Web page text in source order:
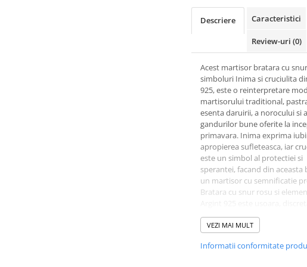
Descriere Caracteristici
Review-uri (0)
Acest martisor bratara cu
simboluri Inima si cruciulita
925, este o reinterpretare
martisorului traditional,
esenta daruirii, a norocului si a
gandurilor bune oferite la
primavara. Inima exprima
apropierea sufleteasca, iar
este un simbol al protectiei si
sperantei, facand din aceasta
un martisor cu semnificatie
Bratara cu snur rosu si
confortabila, ideala pentru a fi
purtata pe tot parcursul lunii
transforma martisorul clasic
VEZI MAI MULT
Informatii conformitate